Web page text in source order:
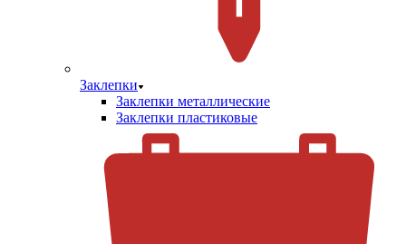
Заклепки
Заклепки металлические
Заклепки пластиковые